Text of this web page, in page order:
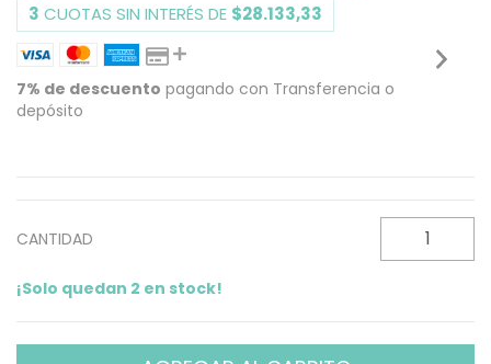
3 CUOTAS SIN INTERÉS DE $28.133,33
7% de descuento pagando con Transferencia o
depósito
CANTIDAD
¡Solo quedan 2 en stock!